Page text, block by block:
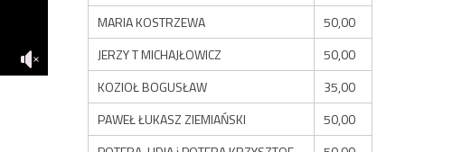
MARIA KOSTRZEWA
50,00
JERZY T MICHAJŁOWICZ
50,00
KOZIOŁ BOGUSŁAW
35,00
PAWEŁ ŁUKASZ ZIEMIAŃSKI
50,00